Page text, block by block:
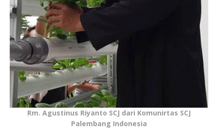
Rm. Agustinus Riyanto SCJ dari Komunirtas SCJ
Palembang Indonesia